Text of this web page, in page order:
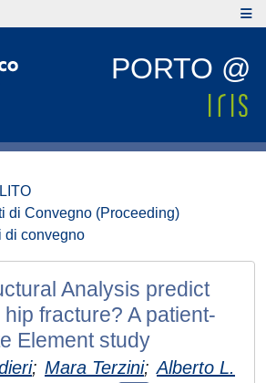
PORTO @
di Convegno (Proceeding)
di convegno
Analysis predict
fracture? A patient-
Element study
; Mara Terzini; Alberto L.